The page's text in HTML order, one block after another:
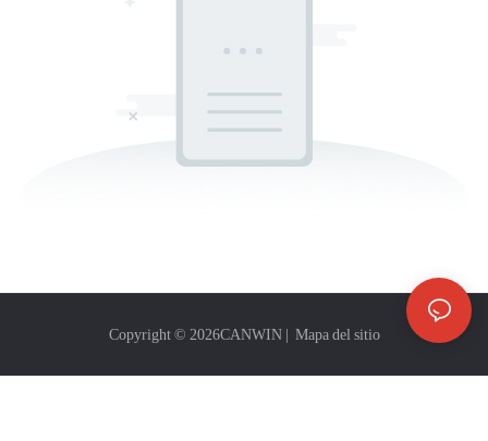
Copyright © 2026CANWIN | Mapa del sitio